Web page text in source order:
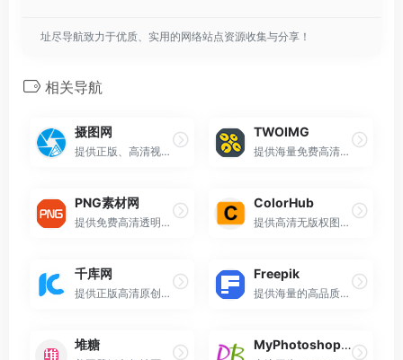
址尽导航致力于优质、实用的网络站点资源收集与分享！
相关导航
摄图网
提供正版、高清视觉素材的在线图库平台
TWOIMG
提供海量免费高清图片资源的专业平台
PNG素材网
提供免费高清透明PNG素材的资源分享平台
ColorHub
提供高清无版权图片素材的在线图库网站
千库网
提供正版高清原创版权素材的综合性图库网站
Freepik
提供海量的高品质创意资源
堆糖 MyPhotoshopBrushes